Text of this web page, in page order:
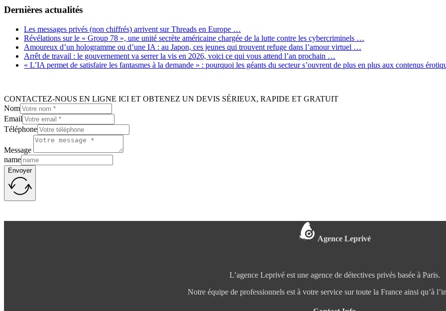
Dernières actualités
Les messages privés (non chiffrés) arrivent sur Threads en Europe …
Révélations sur le « Group 78 », une unité secrète américaine chargée de la lutte contre les cybercriminels …
Amoureux d’un hologramme ou d’une IA : au Japon, ces jeunes qui trouvent refuge dans l’amour virtuel …
Arrêt de travail : le gouvernement va serrer la vis en 2026, voici ce qui vous attend l’an prochain …
« L’IA permet de satisfaire les fantasmes à la demande » : pourquoi les géants du secteur s’ouvrent de plus en plus aux contenus
CONTACTEZ-NOUS EN LIGNE ICI ET OBTENEZ UN DEVIS SÉRIEUX, RAPIDE ET GRATUIT
Nom
Email
Téléphone
Message
name
Envoyer
Agence Leprivé
L’agence Leprivé est une agence de détectives privés basée à Paris.
Notre équipe de professionnels est à votre service sur toute la France ainsi qu’à